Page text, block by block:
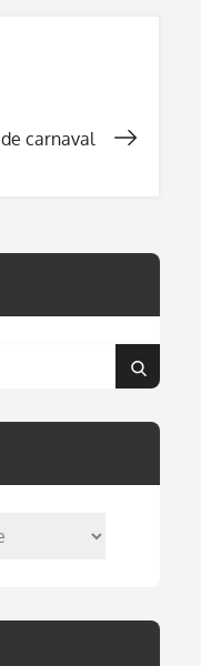
carnaval
Search